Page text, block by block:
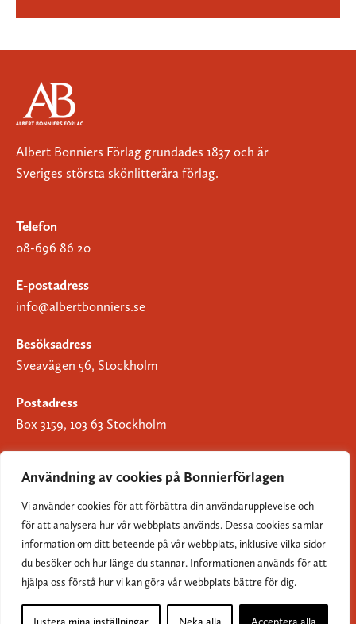
Användning av cookies på Bonnierförlagen
Vi använder cookies för att förbättra din användarupplevelse och
för att analysera hur vår webbplats används. Dessa cookies samlar
information om ditt beteende på vår webbplats, inklusive vilka sidor
du besöker och hur länge du stannar. Informationen används för att
hjälpa oss förstå hur vi kan göra vår webbplats bättre för dig.
Albert Bonniers Förlag grundades 1837 och är
Sveriges största skönlitterära förlag.
Telefon
08-696 86 20
E-postadress
info@albertbonniers.se
Besöksadress
Sveavägen 56, Stockholm
Postadress
Box 3159, 103 63 Stockholm
Om Bonnierförlagen
Cookies
Integritetspolicy